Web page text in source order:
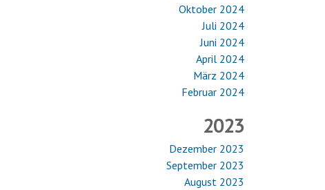
Oktober 2024
Juli 2024
Juni 2024
April 2024
März 2024
Februar 2024
2023
Dezember 2023
September 2023
August 2023